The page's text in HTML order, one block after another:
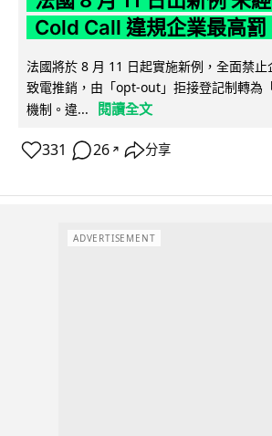
Cold Call 違規企業最高
法國將於 8 月 11 日起實施新例，全面禁
致電推銷，由「opt-out」拒接登記制轉為
機制。違...
閱讀全文
331 26 ↗ 分享
ADVERTISEMENT